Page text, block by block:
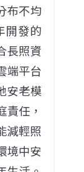
布不均
開發的
長照資
端平台
安老模
任，
減輕照
境中安